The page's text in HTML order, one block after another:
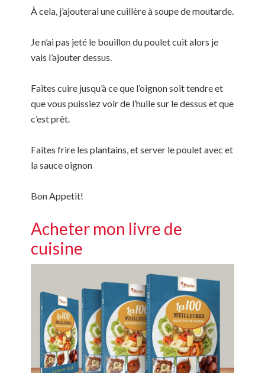
À cela, j’ajouterai une cuillère à soupe de moutarde.
Je n’ai pas jeté le bouillon du poulet cuit alors je
vais l’ajouter dessus.
Faites cuire jusqu’à ce que l’oignon soit tendre et
que vous puissiez voir de l’huile sur le dessus et que
c’est prêt.
Faites frire les plantains, et server le poulet avec et
la sauce oignon
Bon Appetit!
Acheter mon livre de
cuisine